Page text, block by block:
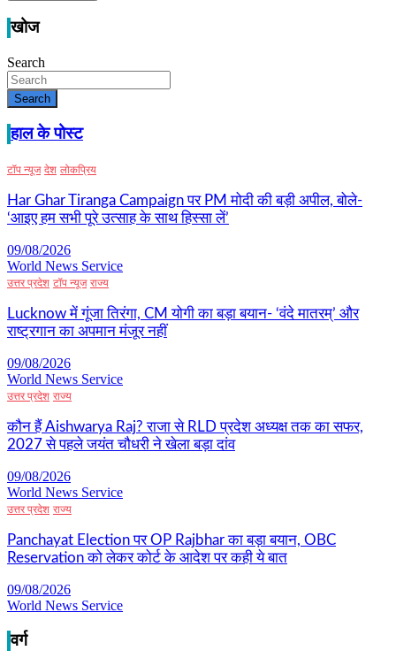
खोज
Search
Search
हाल के पोस्ट
टॉप न्यूज देश लोकप्रिय
Har Ghar Tiranga Campaign पर PM मोदी की बड़ी अपील, बोले-
‘आइए हम सभी पूरे उत्साह के साथ हिस्सा लें’
09/08/2026
World News Service
उत्तर प्रदेश टॉप न्यूज राज्य
Lucknow में गूंजा तिरंगा, CM योगी का बड़ा बयान- ‘वंदे मातरम्’ और
राष्ट्रगान का अपमान मंजूर नहीं
09/08/2026
World News Service
उत्तर प्रदेश राज्य
कौन हैं Aishwarya Raj? राजा से RLD प्रदेश अध्यक्ष तक का सफर,
2027 से पहले जयंत चौधरी ने खेला बड़ा दांव
09/08/2026
World News Service
उत्तर प्रदेश राज्य
Panchayat Election पर OP Rajbhar का बड़ा बयान, OBC
Reservation को लेकर कोर्ट के आदेश पर कही ये बात
09/08/2026
World News Service
वर्ग